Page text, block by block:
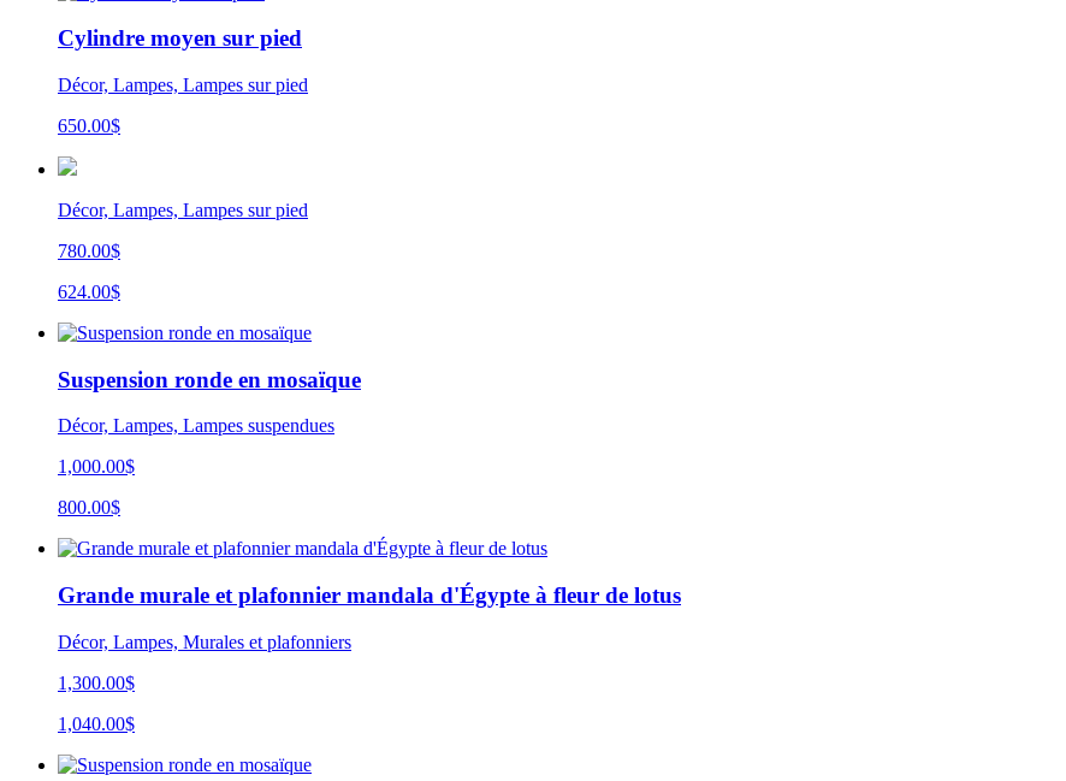
Cylindre moyen sur pied
Décor, Lampes, Lampes sur pied
650.00$
Décor, Lampes, Lampes sur pied
780.00$
624.00$
Suspension ronde en mosaïque
Décor, Lampes, Lampes suspendues
1,000.00$
800.00$
Grande murale et plafonnier mandala d'Égypte à fleur de lotus
Décor, Lampes, Murales et plafonniers
1,300.00$
1,040.00$